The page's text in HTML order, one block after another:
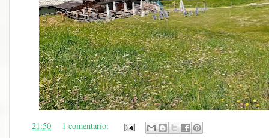
21:50 1 comentario: